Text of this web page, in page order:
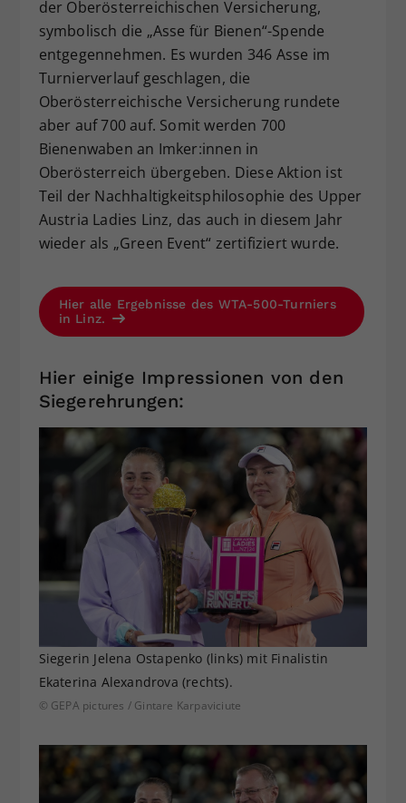
der Oberösterreichischen Versicherung,
symbolisch die „Asse für Bienen“-Spende
entgegennehmen. Es wurden 346 Asse im
Turnierverlauf geschlagen, die
Oberösterreichische Versicherung rundete
aber auf 700 auf. Somit werden 700
Bienenwaben an Imker:innen in
Oberösterreich übergeben. Diese Aktion ist
Teil der Nachhaltigkeitsphilosophie des Upper
Austria Ladies Linz, das auch in diesem Jahr
wieder als „Green Event“ zertifiziert wurde.
Hier alle Ergebnisse des WTA-500-Turniers
in Linz.
Hier einige Impressionen von den
Siegerehrungen:
Siegerin Jelena Ostapenko (links) mit Finalistin
Ekaterina Alexandrova (rechts).
© GEPA pictures / Gintare Karpaviciute